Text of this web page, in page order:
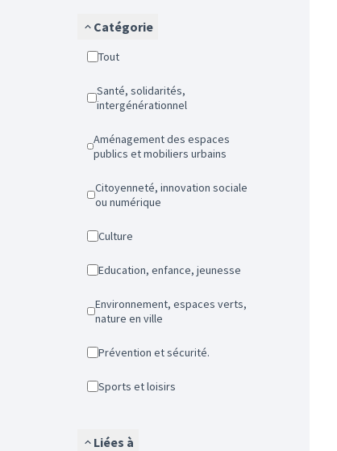
Catégorie
Tout
Santé, solidarités,
intergénérationnel
Aménagement des espaces
publics et mobiliers urbains
Citoyenneté, innovation sociale
ou numérique
Culture
Education, enfance, jeunesse
Environnement, espaces verts,
nature en ville
Prévention et sécurité.
Sports et loisirs
Liées à